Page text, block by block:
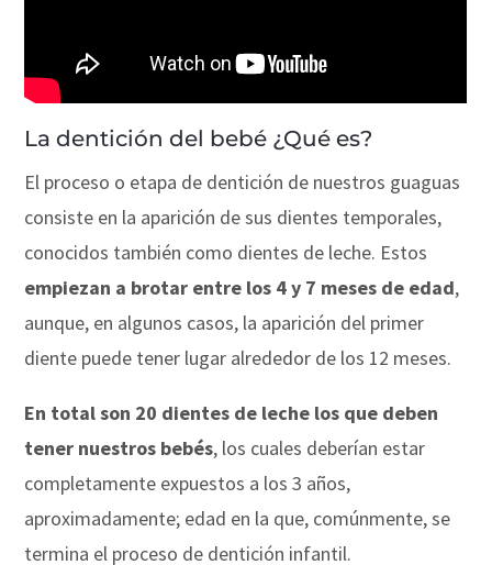
La dentición del bebé ¿Qué es?
El proceso o etapa de dentición de nuestros guaguas
consiste en la aparición de sus dientes temporales,
conocidos también como dientes de leche. Estos
empiezan a brotar entre los 4 y 7 meses de edad,
aunque, en algunos casos, la aparición del primer
diente puede tener lugar alrededor de los 12 meses.
En total son 20 dientes de leche los que deben
tener nuestros bebés, los cuales deberían estar
completamente expuestos a los 3 años,
aproximadamente; edad en la que, comúnmente, se
termina el proceso de dentición infantil.